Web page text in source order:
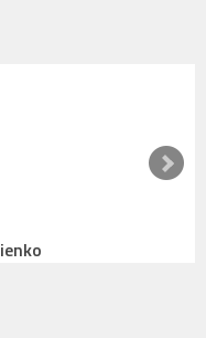
spacer po koronie